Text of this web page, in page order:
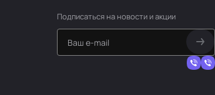
Подписаться на новости и акции